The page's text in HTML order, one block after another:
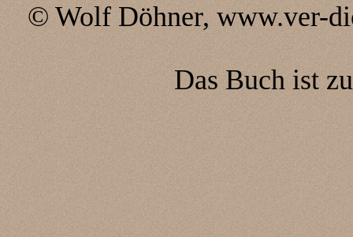
© Wolf Döhner, www.ver-
Das Buch ist